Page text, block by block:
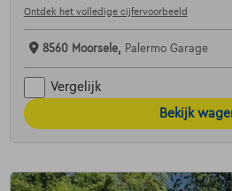
Ontdek het volledige cijfervoorbeeld
8560 Moorsele, Palermo Garage
Vergelijk
Bekijk